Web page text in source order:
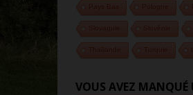
Pays Bas Pologne
Slovaquie Slovénie
Thaïlande
VOUS AVEZ MANQUÉ